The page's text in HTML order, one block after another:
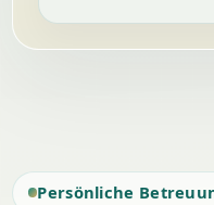
Persönliche